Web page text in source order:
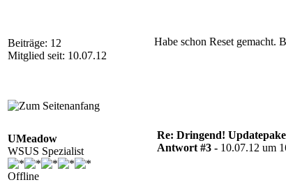
Beiträge: 12
Mitglied seit: 10.07.12
Habe schon Reset gemacht.
UMeadow
WSUS Spezialist
Offline
Re: Dringend!
Antwort #3 - 10.07.12 um